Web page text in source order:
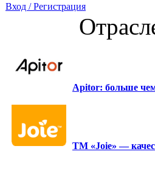
Вход / Регистрация
Apitor: больше
ТМ «Joie» —